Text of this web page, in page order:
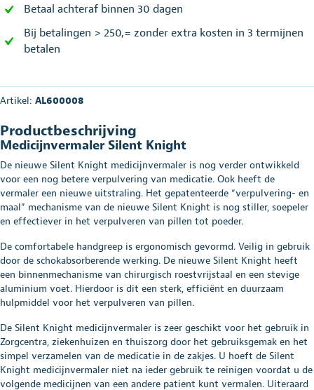
Betaal achteraf binnen 30 dagen
Bij betalingen > 250,= zonder extra kosten in 3 termijnen
betalen
Artikel: AL600008
Productbeschrijving
Medicijnvermaler Silent Knight
De nieuwe Silent Knight medicijnvermaler is nog verder ontwikkeld
voor een nog betere verpulvering van medicatie. Ook heeft de
vermaler een nieuwe uitstraling. Het gepatenteerde “verpulvering- en
maal” mechanisme van de nieuwe Silent Knight is nog stiller, soepeler
en effectiever in het verpulveren van pillen tot poeder.
De comfortabele handgreep is ergonomisch gevormd. Veilig in gebruik
door de schokabsorberende werking. De nieuwe Silent Knight heeft
een binnenmechanisme van chirurgisch roestvrijstaal en een stevige
aluminium voet. Hierdoor is dit een sterk, efficiënt en duurzaam
hulpmiddel voor het verpulveren van pillen.
De Silent Knight medicijnvermaler is zeer geschikt voor het gebruik in
Zorgcentra, ziekenhuizen en thuiszorg door het gebruiksgemak en het
simpel verzamelen van de medicatie in de zakjes. U hoeft de Silent
Knight medicijnvermaler niet na ieder gebruik te reinigen voordat u de
volgende medicijnen van een andere patient kunt vermalen. Uiteraard